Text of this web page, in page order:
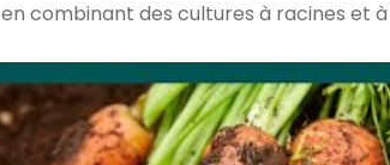
en combinant des cultures à racines et à